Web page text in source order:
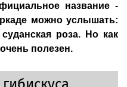
название -
можно услышать:
роза. Но как
полезен.